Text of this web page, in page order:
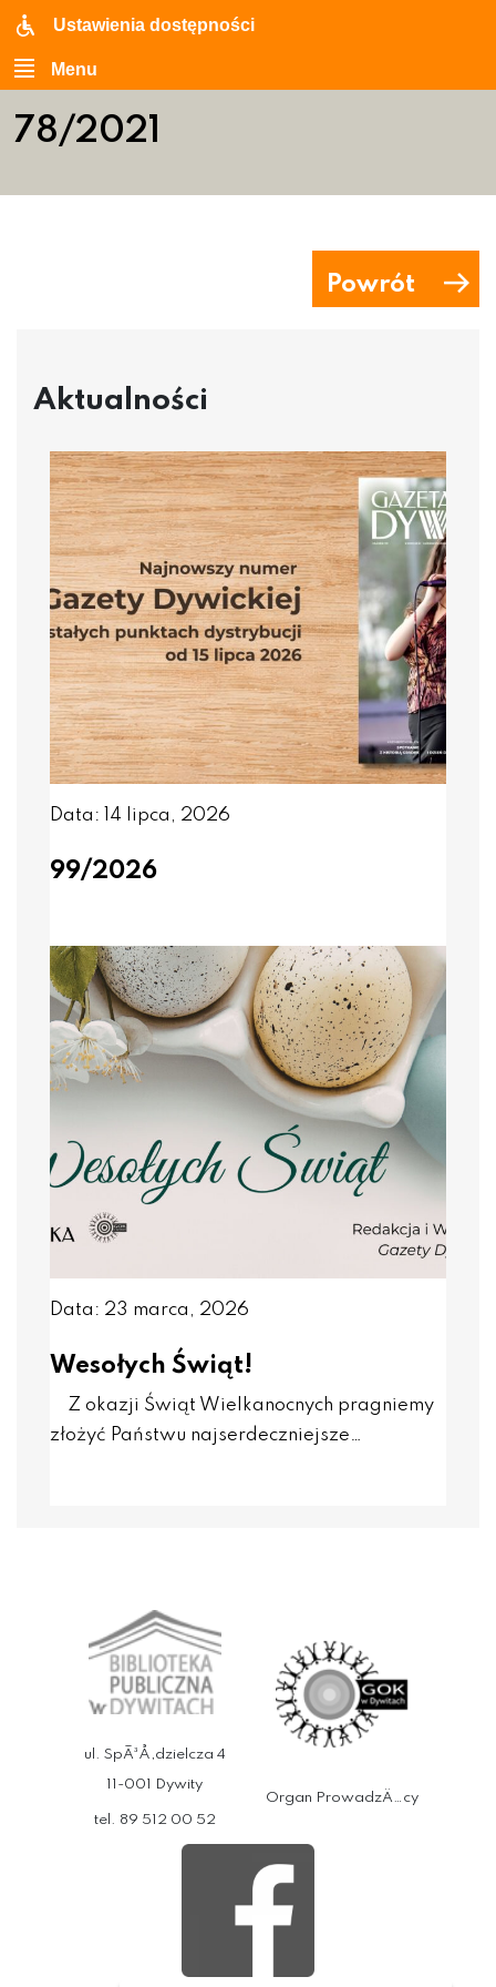
Ustawienia dostępności
Menu
78/2021
Powrót
Aktualności
Data: 14 lipca, 2026
99/2026
Data: 23 marca, 2026
Wesołych Świąt!
Z okazji Świąt Wielkanocnych pragniemy
złożyć Państwu najserdeczniejsze…
ul. SpÃ³Å‚dzielcza 4
11-001 Dywity
tel. 89 512 00 52
Organ ProwadzÄ…cy